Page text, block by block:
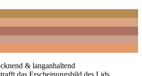
& langanhaltend